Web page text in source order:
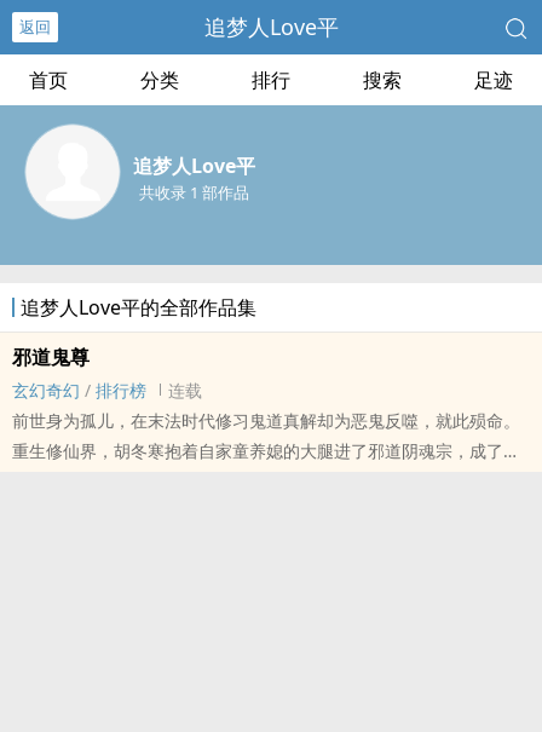
返回 追梦人Love平
首页 分类 排行 搜索 足迹
追梦人Love平
共收录 1 部作品
追梦人Love平的全部作品集
邪道鬼尊
玄幻奇幻 / 排行榜
连载
前世身为孤儿，在末法时代修习鬼道真解却为恶鬼反噬，就此殒命。
重生修仙界，胡冬寒抱着自家童养媳的大腿进了邪道阴魂宗，成了一